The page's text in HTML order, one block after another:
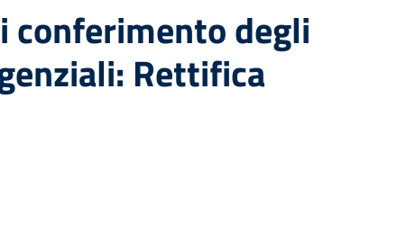
conferimento degli
Rettifica